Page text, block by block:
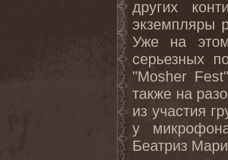
других
экземпляры
Уже на
серьезных
"Mosher Fest
также на
из участия
у
Беатриз